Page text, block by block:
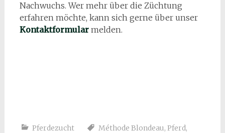
Nachwuchs. Wer mehr über die Züchtung
erfahren möchte, kann sich gerne über unser
Kontaktformular melden.
Pferdezucht Méthode Blondeau, Pferd,